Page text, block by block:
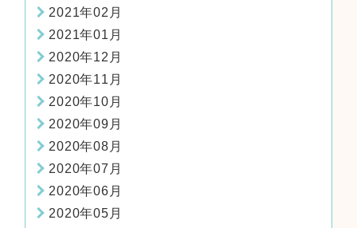
2021年02月
2021年01月
2020年12月
2020年11月
2020年10月
2020年09月
2020年08月
2020年07月
2020年06月
2020年05月